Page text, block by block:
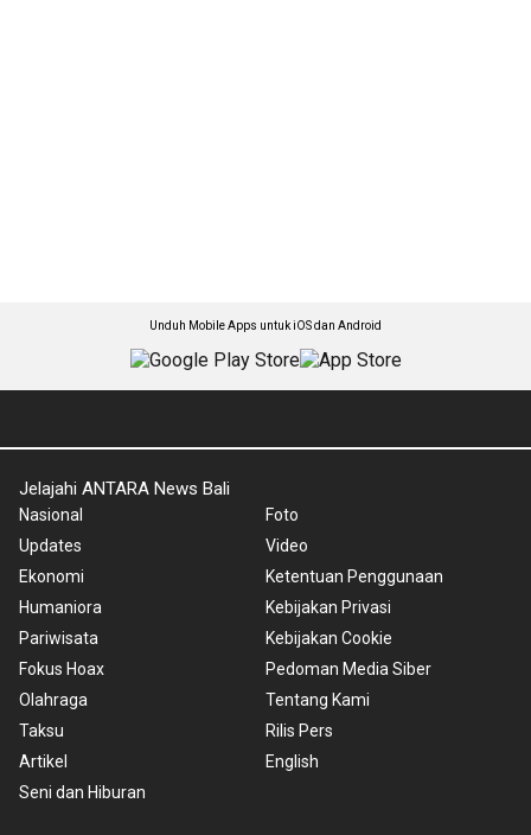
Unduh Mobile Apps untuk iOS dan Android
Jelajahi ANTARA News Bali
Nasional
Updates
Ekonomi
Humaniora
Pariwisata
Fokus Hoax
Olahraga
Taksu
Artikel
Seni dan Hiburan
Foto
Video
Ketentuan Penggunaan
Kebijakan Privasi
Kebijakan Cookie
Pedoman Media Siber
Tentang Kami
Rilis Pers
English